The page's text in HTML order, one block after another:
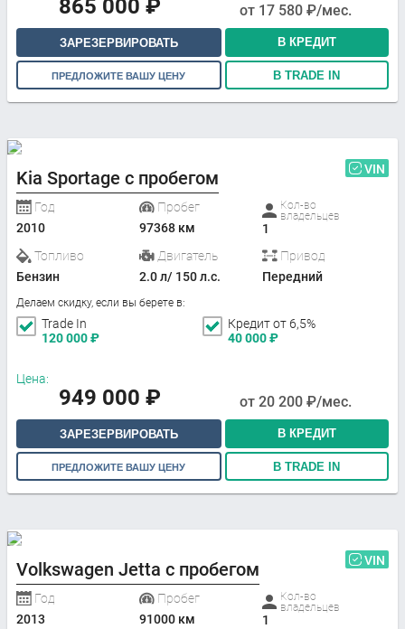
865 000 ₽ от 17 580 ₽/мес.
ЗАРЕЗЕРВИРОВАТЬ В КРЕДИТ
ПРЕДЛОЖИТЕ ВАШУ ЦЕНУ В TRADE IN
Kia Sportage с пробегом VIN
Год
2010
Пробег
97368 км
Кол-во
владельцев
1
Топливо
Бензин
Двигатель
2.0 л/ 150 л.с.
Привод
Передний
Делаем скидку, если вы берете в:
Trade In
120 000₽
Кредит от 6,5%
40 000₽
Цена:
949 000 ₽ от 20 200 ₽/мес.
ЗАРЕЗЕРВИРОВАТЬ В КРЕДИТ
ПРЕДЛОЖИТЕ ВАШУ ЦЕНУ В TRADE IN
Volkswagen Jetta с пробегом VIN
Год
2013
Пробег
91000 км
Кол-во
владельцев
1